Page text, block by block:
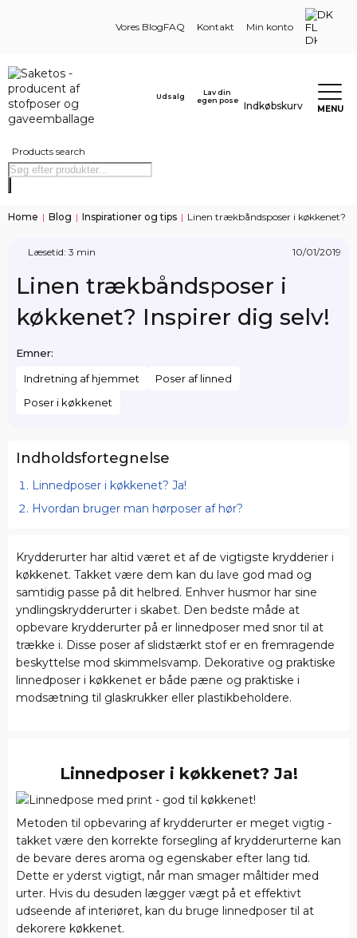
Vores BlogFAQ Kontakt Min konto
DK
Products search
Udsalg
Lav din
egen pose
Indkøbskurv MENU
Home | Blog | Inspirationer og tips | Linen trækbåndsposer i køkkenet?
Læsetid: 3 min 10/01/2019
Linen trækbåndsposer i
køkkenet? Inspirer dig selv!
Emner:
Indretning af hjemmet
Poser af linned
Poser i køkkenet
Indholdsfortegnelse
Linnedposer i køkkenet? Ja!
Hvordan bruger man hørposer af hør?
Krydderurter har altid været et af de vigtigste krydderier i
køkkenet. Takket være dem kan du lave god mad og
samtidig passe på dit helbred. Enhver husmor har sine
yndlingskrydderurter i skabet. Den bedste måde at
opbevare krydderurter på er linnedposer med snor til at
trække i. Disse poser af slidstærkt stof er en fremragende
beskyttelse mod skimmelsvamp. Dekorative og praktiske
linnedposer i køkkenet er både pæne og praktiske i
modsætning til glaskrukker eller plastikbeholdere.
Linnedposer i køkkenet? Ja!
Metoden til opbevaring af krydderurter er meget vigtig -
takket være den korrekte forsegling af krydderurterne kan
de bevare deres aroma og egenskaber efter lang tid.
Dette er yderst vigtigt, når man smager måltider med
urter. Hvis du desuden lægger vægt på et effektivt
udseende af interiøret, kan du bruge linnedposer til at
dekorere køkkenet.